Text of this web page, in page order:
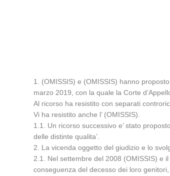
1. (OMISSIS) e (OMISSIS) hanno
marzo 2019, con la quale la Corte
Al ricorso ha resistito con separati
Vi ha resistito anche l’ (OMISSIS).
1.1. Un ricorso successivo e’ stato
delle distinte qualita’.
2. La vicenda oggetto del giudizio e lo
2.1. Nel settembre del 2008 (OMISSIS) e
conseguenza del decesso dei loro